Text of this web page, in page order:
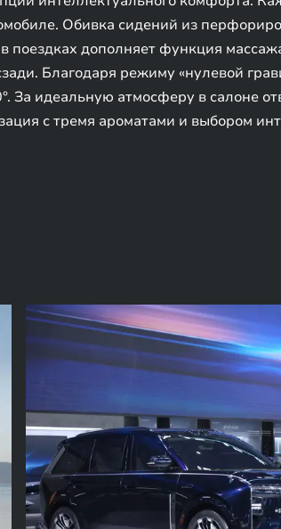
Обивка сидений из
дополняет функция
Благодаря режиму «нулевой
За идеальную атмосферу в салоне
с тремя ароматами и выбором